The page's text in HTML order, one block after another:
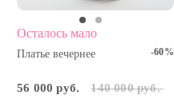
Осталось мало
Платье вечернее -60%
56 000 руб. 140 000 руб.